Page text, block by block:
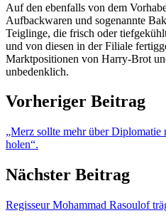
Auf den ebenfalls von dem
Aufbackwaren und sogenannte
Teiglinge, die frisch oder
und von diesen in der Filiale
Marktpositionen von Harry-Brot
unbedenklich.
Vorheriger Beitrag
„Merz sollte mehr über Diplomatie
holen“.
Nächster Beitrag
Regisseur Mohammad Rasoulof